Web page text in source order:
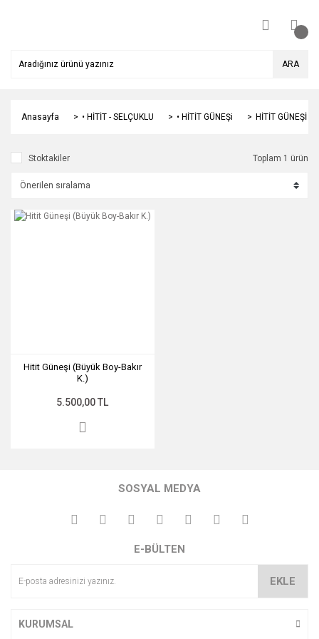
ARA
Anasayfa • HİTİT - SELÇUKLU • HİTİT GÜNEŞi HİTİT GÜNEŞİ
Stoktakiler Toplam 1 ürün
Hitit Güneşi (Büyük Boy-Bakır
K.)
5.500,00 TL
SOSYAL MEDYA
E-BÜLTEN
EKLE
KURUMSAL